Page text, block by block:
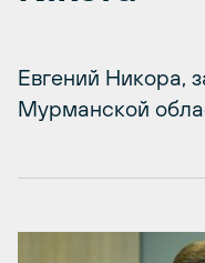
Евгений Никора,
Мурманской